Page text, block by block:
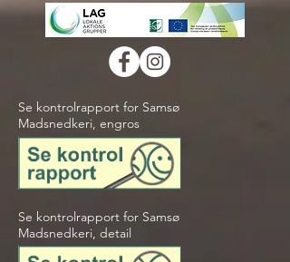
Se kontrolrapport for Samsø
Madsnedkeri, engros
Se kontrolrapport for Samsø
Madsnedkeri, detail